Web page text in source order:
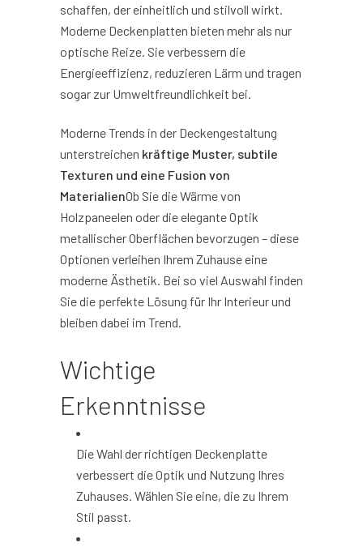
schaffen, der einheitlich und stilvoll wirkt.
Moderne Deckenplatten bieten mehr als nur
optische Reize. Sie verbessern die
Energieeffizienz, reduzieren Lärm und tragen
sogar zur Umweltfreundlichkeit bei.
Moderne Trends in der Deckengestaltung
unterstreichen kräftige Muster, subtile
Texturen und eine Fusion von
MaterialienOb Sie die Wärme von
Holzpaneelen oder die elegante Optik
metallischer Oberflächen bevorzugen – diese
Optionen verleihen Ihrem Zuhause eine
moderne Ästhetik. Bei so viel Auswahl finden
Sie die perfekte Lösung für Ihr Interieur und
bleiben dabei im Trend.
Wichtige
Erkenntnisse
Die Wahl der richtigen Deckenplatte
verbessert die Optik und Nutzung Ihres
Zuhauses. Wählen Sie eine, die zu Ihrem
Stil passt.